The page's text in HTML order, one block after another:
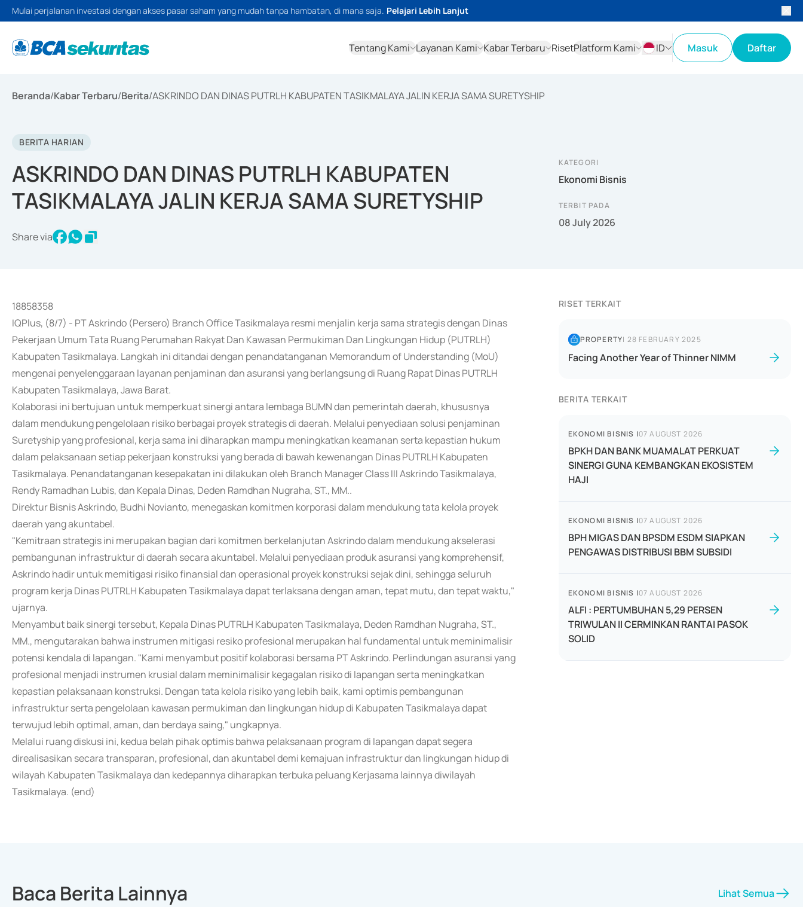
Mulai perjalanan investasi dengan akses pasar saham yang mudah tanpa hambatan, di mana saja. Pelajari Lebih Lanjut
Tentang Kami Layanan Kami Kabar Terbaru RisetPlatform Kami
ID
Masuk Daftar
Beranda/Kabar Terbaru/Berita/ASKRINDO DAN DINAS PUTRLH KABUPATEN TASIKMALAYA JALIN KERJA SAMA SURETYSHIP
BERITA HARIAN
ASKRINDO DAN DINAS PUTRLH KABUPATEN
TASIKMALAYA JALIN KERJA SAMA SURETYSHIP
Share via
KATEGORI
Ekonomi Bisnis
TERBIT PADA
08 July 2026
18858358
IQPlus, (8/7) - PT Askrindo (Persero) Branch Office Tasikmalaya resmi menjalin kerja sama strategis dengan Dinas
Pekerjaan Umum Tata Ruang Perumahan Rakyat Dan Kawasan Permukiman Dan Lingkungan Hidup (PUTRLH)
Kabupaten Tasikmalaya. Langkah ini ditandai dengan penandatanganan Memorandum of Understanding (MoU)
mengenai penyelenggaraan layanan penjaminan dan asuransi yang berlangsung di Ruang Rapat Dinas PUTRLH
Kabupaten Tasikmalaya, Jawa Barat.
Kolaborasi ini bertujuan untuk memperkuat sinergi antara lembaga BUMN dan pemerintah daerah, khususnya
dalam mendukung pengelolaan risiko berbagai proyek strategis di daerah. Melalui penyediaan solusi penjaminan
Suretyship yang profesional, kerja sama ini diharapkan mampu meningkatkan keamanan serta kepastian hukum
dalam pelaksanaan setiap pekerjaan konstruksi yang berada di bawah kewenangan Dinas PUTRLH Kabupaten
Tasikmalaya. Penandatanganan kesepakatan ini dilakukan oleh Branch Manager Class III Askrindo Tasikmalaya,
Rendy Ramadhan Lubis, dan Kepala Dinas, Deden Ramdhan Nugraha, ST., MM..
Direktur Bisnis Askrindo, Budhi Novianto, menegaskan komitmen korporasi dalam mendukung tata kelola proyek
daerah yang akuntabel.
"Kemitraan strategis ini merupakan bagian dari komitmen berkelanjutan Askrindo dalam mendukung akselerasi
pembangunan infrastruktur di daerah secara akuntabel. Melalui penyediaan produk asuransi yang komprehensif,
Askrindo hadir untuk memitigasi risiko finansial dan operasional proyek konstruksi sejak dini, sehingga seluruh
program kerja Dinas PUTRLH Kabupaten Tasikmalaya dapat terlaksana dengan aman, tepat mutu, dan tepat waktu,"
ujarnya.
Menyambut baik sinergi tersebut, Kepala Dinas PUTRLH Kabupaten Tasikmalaya, Deden Ramdhan Nugraha, ST.,
MM., mengutarakan bahwa instrumen mitigasi resiko profesional merupakan hal fundamental untuk meminimalisir
potensi kendala di lapangan. "Kami menyambut positif kolaborasi bersama PT Askrindo. Perlindungan asuransi yang
profesional menjadi instrumen krusial dalam meminimalisir kegagalan risiko di lapangan serta meningkatkan
kepastian pelaksanaan konstruksi. Dengan tata kelola risiko yang lebih baik, kami optimis pembangunan
infrastruktur serta pengelolaan kawasan permukiman dan lingkungan hidup di Kabupaten Tasikmalaya dapat
terwujud lebih optimal, aman, dan berdaya saing," ungkapnya.
Melalui ruang diskusi ini, kedua belah pihak optimis bahwa pelaksanaan program di lapangan dapat segera
direalisasikan secara transparan, profesional, dan akuntabel demi kemajuan infrastruktur dan lingkungan hidup di
wilayah Kabupaten Tasikmalaya dan kedepannya diharapkan terbuka peluang Kerjasama lainnya diwilayah
Tasikmalaya. (end)
RISET TERKAIT
PROPERTY| 28 FEBRUARY 2025
Facing Another Year of Thinner NIMM
BERITA TERKAIT
EKONOMI BISNIS |07 AUGUST 2026
BPKH DAN BANK MUAMALAT PERKUAT
SINERGI GUNA KEMBANGKAN EKOSISTEM
HAJI
EKONOMI BISNIS |07 AUGUST 2026
BPH MIGAS DAN BPSDM ESDM SIAPKAN
PENGAWAS DISTRIBUSI BBM SUBSIDI
EKONOMI BISNIS |07 AUGUST 2026
ALFI : PERTUMBUHAN 5,29 PERSEN
TRIWULAN II CERMINKAN RANTAI PASOK
SOLID
Baca Berita Lainnya Lihat Semua